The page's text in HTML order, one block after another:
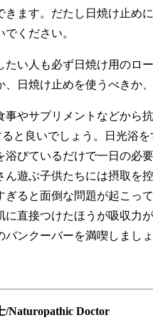
きます。だたし日焼け止め
ください。
い人も必ず日焼け用のロ
、日焼け止めを使うべきか
やサプリメントなどから
と良いでしょう。日光浴
浴びているだけで一日の必
ん遊ぶ子供たちには摂取を
ぎると面倒な問題が起こっ
に直接つけたほうが吸収力
ンクーバーを満喫しましょ
Naturopathic Doctor